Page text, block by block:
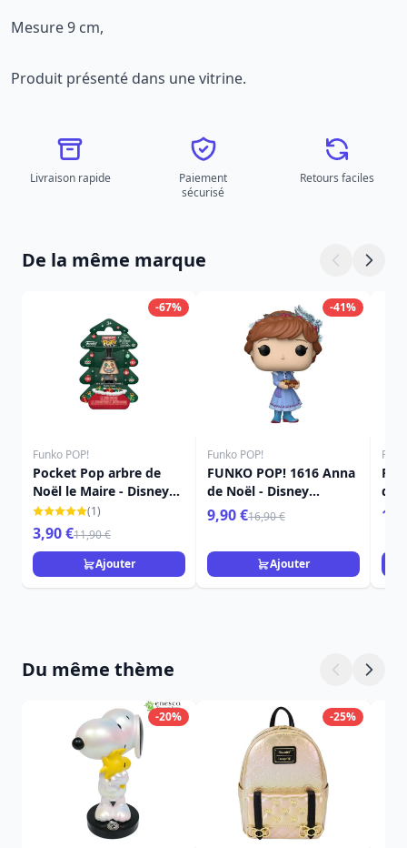
Mesure 9 cm,
Produit présenté dans une vitrine.
Livraison rapide
Paiement
sécurisé
Retours faciles
De la même marque
-67%
Funko POP!
Pocket Pop arbre de
Noël le Maire - Disney
L'étrange Noël De
Monsieur Jack
(1)
3,90 €11,90 €
Ajouter
-41%
Funko POP!
FUNKO POP! 1616 Anna
de Noël - Disney
Princess
9,90 €16,90 €
Ajouter
de
Du même thème
-20% -25%